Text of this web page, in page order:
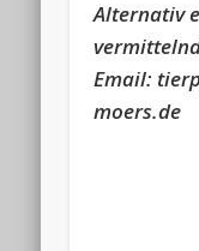
Alternativ
Email:
moers.de